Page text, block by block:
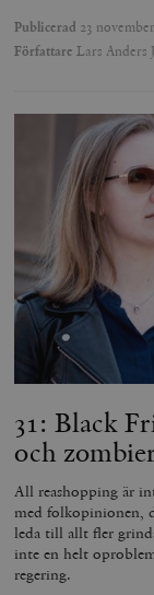
Publicerad 23
Författare Lars Anders
31: Black
och
All reashopping är
med folkopinionen,
leda till allt fler
inte en helt
regering.